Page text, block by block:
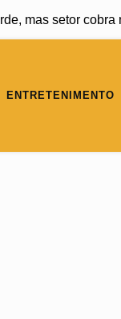
setor cobra mais
ENTRETENIMENTO